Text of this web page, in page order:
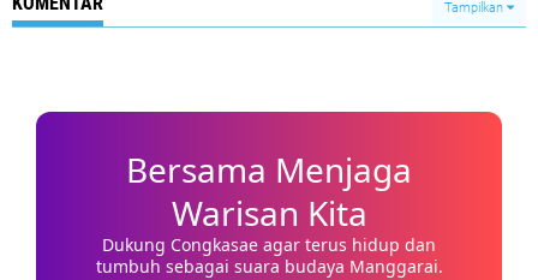
Tampilkan
Bersama Menjaga
Warisan Kita
Dukung Congkasae agar terus hidup dan
tumbuh sebagai suara budaya Manggarai.